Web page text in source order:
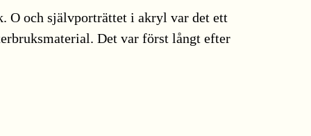
O och självporträttet i akryl var det ett
Det var först långt efter